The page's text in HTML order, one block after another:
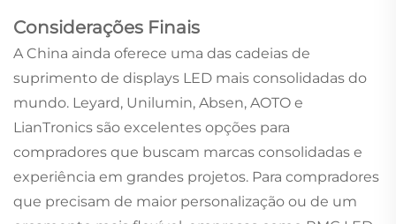
Considerações Finais
A China ainda oferece uma das cadeias de
suprimento de displays LED mais consolidadas do
mundo. Leyard, Unilumin, Absen, AOTO e
LianTronics são excelentes opções para
compradores que buscam marcas consolidadas e
experiência em grandes projetos. Para compradores
que precisam de maior personalização ou de um